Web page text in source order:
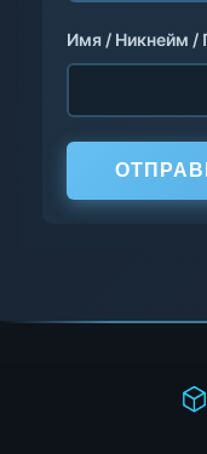
Имя / Никнейм /